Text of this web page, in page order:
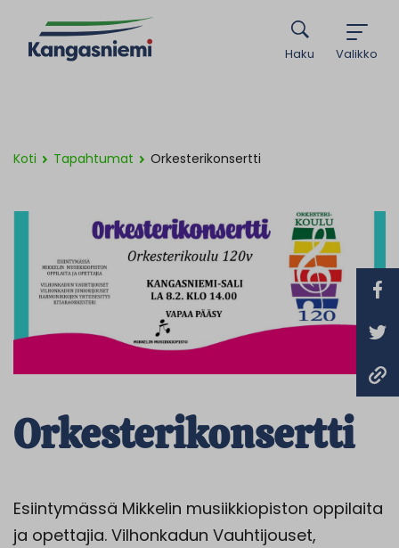
Valikko
Haku
Koti Tapahtumat Orkesterikonsertti
Orkesterikonsertti
Esiintymässä Mikkelin musiikkiopiston oppilaita
ja opettajia. Vilhonkadun Vauhtijouset,